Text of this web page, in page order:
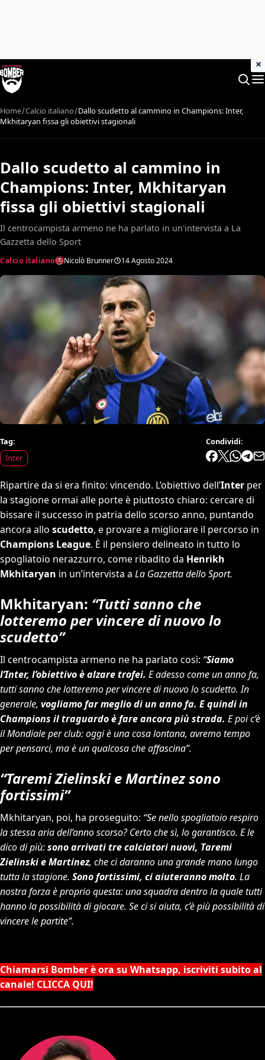
Home Calcio italiano Dallo scudetto al cammino in Champions: Inter,
Mkhitaryan fissa gli obiettivi stagionali
Dallo scudetto al cammino in
Champions: Inter, Mkhitaryan
fissa gli obiettivi stagionali
Il centrocampista armeno ne ha parlato in un'intervista a La
Gazzetta dello Sport
Calcio italiano Nicolò Brunner 14 Agosto 2024
Tag:
Inter
Condividi:
Ripartire da si era finito: vincendo. L’obiettivo dell’Inter per
la stagione ormai alle porte è piuttosto chiaro: cercare di
bissare il successo in patria dello scorso anno, puntando
ancora allo scudetto, e provare a migliorare il percorso in
Champions League. È il pensiero delineato in tutto lo
spogliatoio nerazzurro, come ribadito da Henrikh
Mkhitaryan in un’intervista a La Gazzetta dello Sport.
Mkhitaryan: “Tutti sanno che
lotteremo per vincere di nuovo lo
scudetto”
Il centrocampista armeno ne ha parlato così: “Siamo
l’Inter, l’obiettivo è alzare trofei. E adesso come un anno fa,
tutti sanno che lotteremo per vincere di nuovo lo scudetto. In
generale, vogliamo far meglio di un anno fa. E quindi in
Champions il traguardo è fare ancora più strada. E poi c’è
il Mondiale per club: oggi è una cosa lontana, avremo tempo
per pensarci, ma è un qualcosa che affascina”.
“Taremi Zielinski e Martinez sono
fortissimi”
Mkhitaryan, poi, ha proseguito: “Se nello spogliatoio respiro
la stessa aria dell’anno scorso? Certo che sì, lo garantisco. E le
dico di più:sono arrivati tre calciatori nuovi, Taremi
Zielinski e Martinez, che ci daranno una grande mano lungo
tutta la stagione. Sono fortissimi, ci aiuteranno molto. La
nostra forza è proprio questa: una squadra dentro la quale tutti
hanno la possibilità di giocare. Se ci si aiuta, c’è più possibilità di
vincere le partite”.
Chiamarsi Bomber è ora su Whatsapp, iscriviti subito al
canale! CLICCA QUI!
×